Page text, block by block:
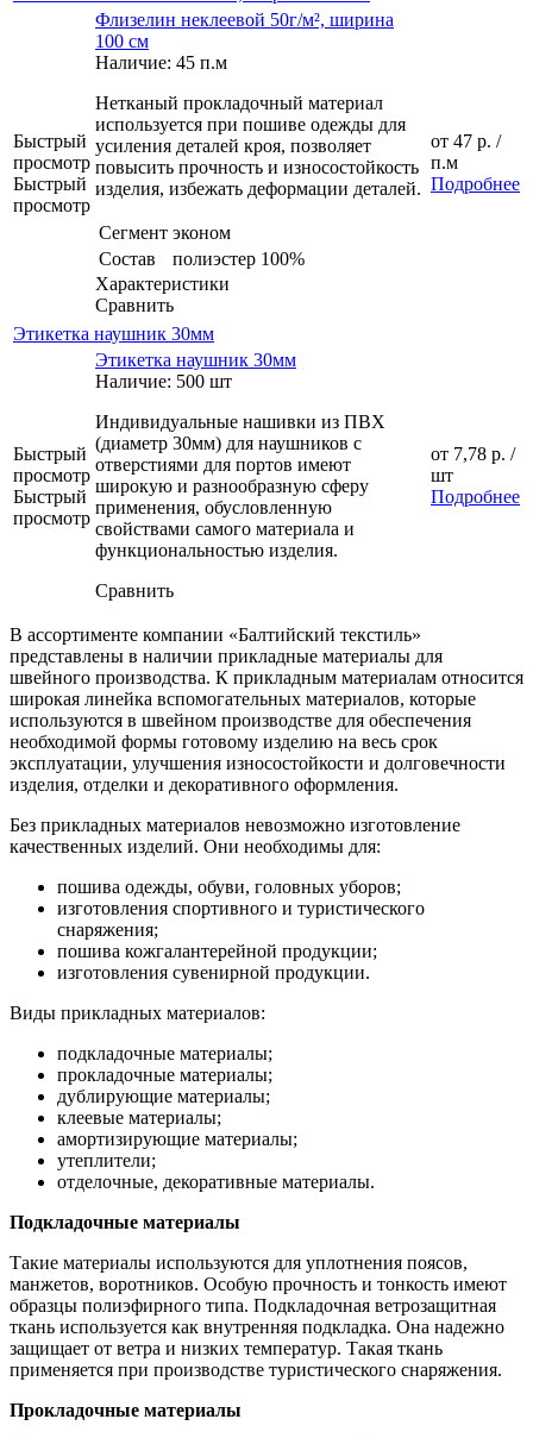
Быстрый
просмотр
Быстрый
просмотр
Флизелин неклеевой 50г/м², ширина
100 см
Наличие: 45 п.м
Нетканый прокладочный материал
используется при пошиве одежды для
усиления деталей кроя, позволяет
повысить прочность и износостойкость
изделия, избежать деформации деталей.
Сегмент эконом
Состав
полиэстер 100%
Характеристики
Сравнить
от 47 р. /
п.м
Подробнее
Этикетка наушник 30мм
Быстрый
просмотр
Быстрый
просмотр
Этикетка наушник 30мм
Наличие: 500 шт
Индивидуальные нашивки из ПВХ
(диаметр 30мм) для наушников с
отверстиями для портов имеют
широкую и разнообразную сферу
применения, обусловленную
свойствами самого материала и
функциональностью изделия.
Сравнить
от 7,78 р. /
шт
Подробнее
В ассортименте компании «Балтийский текстиль»
представлены в наличии прикладные материалы для
швейного производства. К прикладным материалам относится
широкая линейка вспомогательных материалов, которые
используются в швейном производстве для обеспечения
необходимой формы готовому изделию на весь срок
эксплуатации, улучшения износостойкости и долговечности
изделия, отделки и декоративного оформления.
Без прикладных материалов невозможно изготовление
качественных изделий. Они необходимы для:
пошива одежды, обуви, головных уборов;
изготовления спортивного и туристического
снаряжения;
пошива кожгалантерейной продукции;
изготовления сувенирной продукции.
Виды прикладных материалов:
подкладочные материалы;
прокладочные материалы;
дублирующие материалы;
клеевые материалы;
амортизирующие материалы;
утеплители;
отделочные, декоративные материалы.
Подкладочные материалы
Такие материалы используются для уплотнения поясов,
манжетов, воротников. Особую прочность и тонкость имеют
образцы полиэфирного типа. Подкладочная ветрозащитная
ткань используется как внутренняя подкладка. Она надежно
защищает от ветра и низких температур. Такая ткань
применяется при производстве туристического снаряжения.
Прокладочные материалы